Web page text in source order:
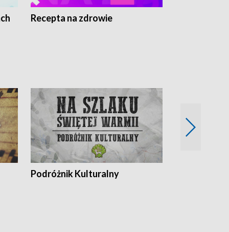
Recepta na zdrowie
Podróżnik Kulturalny